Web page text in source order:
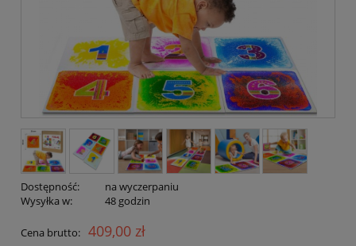
Dostępność:
na wyczerpaniu
Wysyłka w:
48 godzin
Cena brutto: 409,00 zł